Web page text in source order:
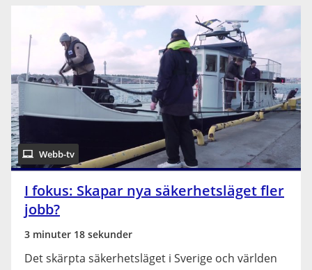
Webb-tv
I fokus: Skapar nya säkerhetsläget fler
jobb?
3 minuter 18 sekunder
Det skärpta säkerhetsläget i Sverige och världen